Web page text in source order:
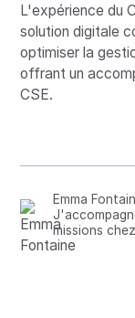
L'expérience du
solution digitale
optimiser la
offrant un
CSE.
Emma
missions